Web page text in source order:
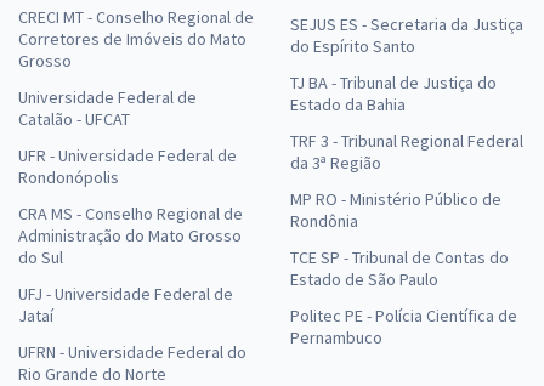
CRECI MT - Conselho Regional de
Corretores de Imóveis do Mato
Grosso
Universidade Federal de
Catalão - UFCAT
UFR - Universidade Federal de
Rondonópolis
CRA MS - Conselho Regional de
Administração do Mato Grosso
do Sul
UFJ - Universidade Federal de
Jataí
UFRN - Universidade Federal do
Rio Grande do Norte
SEJUS ES - Secretaria da Justiça
do Espírito Santo
TJ BA - Tribunal de Justiça do
Estado da Bahia
TRF 3 - Tribunal Regional Federal
da 3ª Região
MP RO - Ministério Público de
Rondônia
TCE SP - Tribunal de Contas do
Estado de São Paulo
Politec PE - Polícia Científica de
Pernambuco